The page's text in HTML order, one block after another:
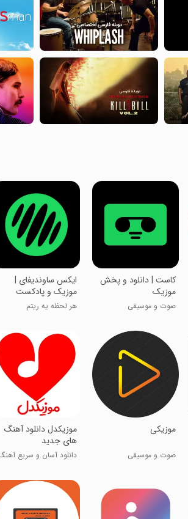
‏‏‏‏‏کاست | دانلود و پخش
موزیک
صوت و موسیقی
‏‏‏‏‏‏‏‏‏‏‏‏‏ایکس ساوندیفای |
موزیک و پادکست
هر لحظه یه ریتم
موزیکی
صوت و موسیقی
موزیکدل دانلود آهنگ
های جدید
دانلود آسان و سریع